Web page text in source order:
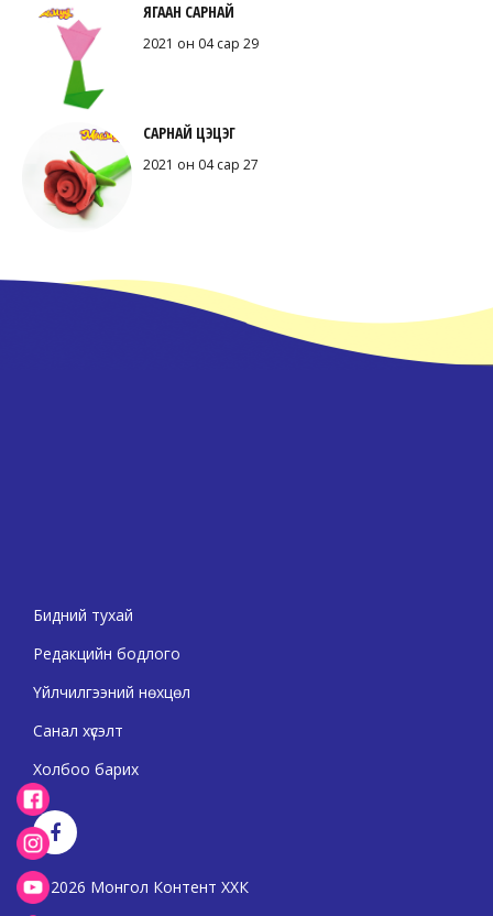
ЯГААН САРНАЙ
2021 он 04 сар 29
САРНАЙ ЦЭЦЭГ
2021 он 04 сар 27
Бидний тухай
Редакцийн бодлого
Үйлчилгээний нөхцөл
Санал хүсэлт
Холбоо барих
2026 Монгол Контент ХХК